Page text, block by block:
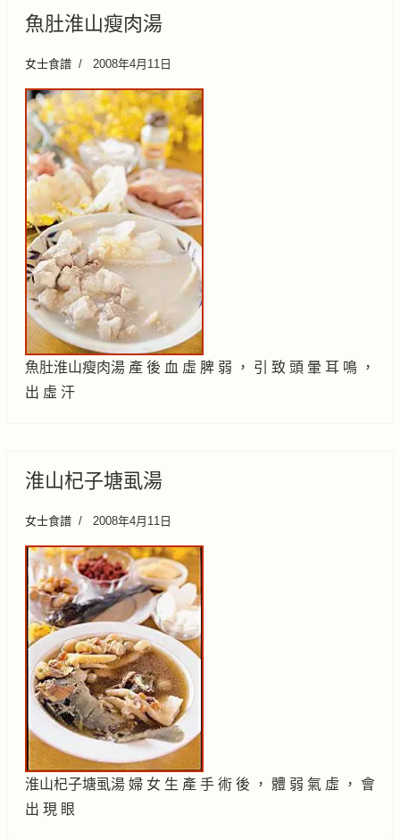
魚肚淮山瘦肉湯
女士食譜 2008年4月11日
魚肚淮山瘦肉湯 產 後 血 虛 脾 弱 ， 引 致 頭 暈 耳 鳴 ，
出 虛 汗
淮山杞子塘虱湯
女士食譜 2008年4月11日
淮山杞子塘虱湯 婦 女 生 產 手 術 後 ， 體 弱 氣 虛 ， 會
出 現 眼